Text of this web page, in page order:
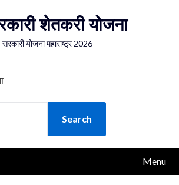
शेतकरी योजना
सरकारी योजना महाराष्ट्र 2026
Menu